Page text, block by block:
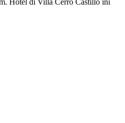
Hotel di Villa Cerro Castillo ini